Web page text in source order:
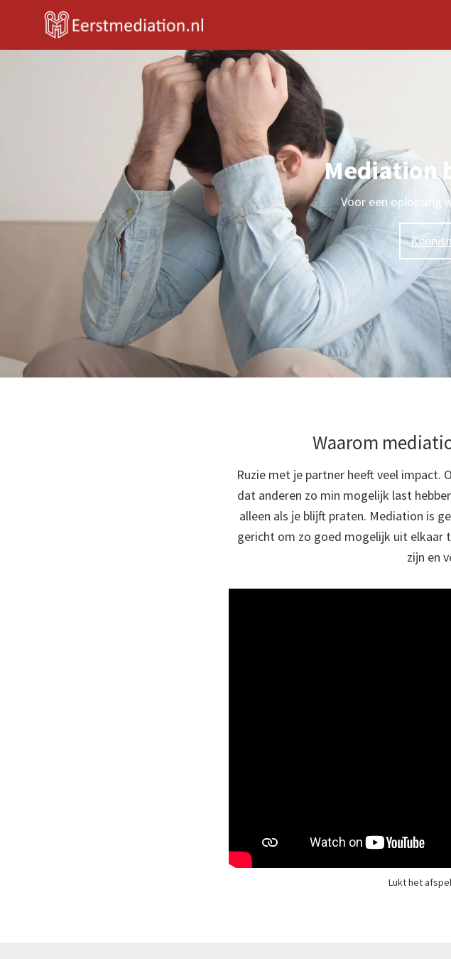
Mediation
Voor een oplossing
Waarom
Ruzie met je partner heeft veel impact.
dat anderen zo min mogelijk last
alleen als je blijft praten. Mediation is
gericht om zo goed mogelijk uit elkaar
zijn en
Lukt het